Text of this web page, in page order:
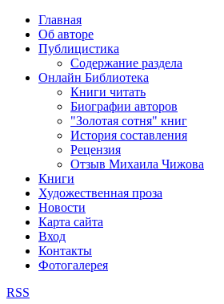
Главная
Об авторе
Публицистика
Содержание раздела
Онлайн Библиотека
Книги читать
Биографии авторов
"Золотая сотня" книг
История составления
Рецензия
Отзыв Михаила Чижова
Книги
Художественная проза
Новости
Карта сайта
Вход
Контакты
Фотогалерея
RSS